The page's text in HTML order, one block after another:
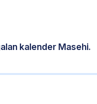
kalender Masehi.